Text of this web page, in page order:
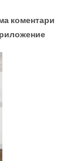
коментари